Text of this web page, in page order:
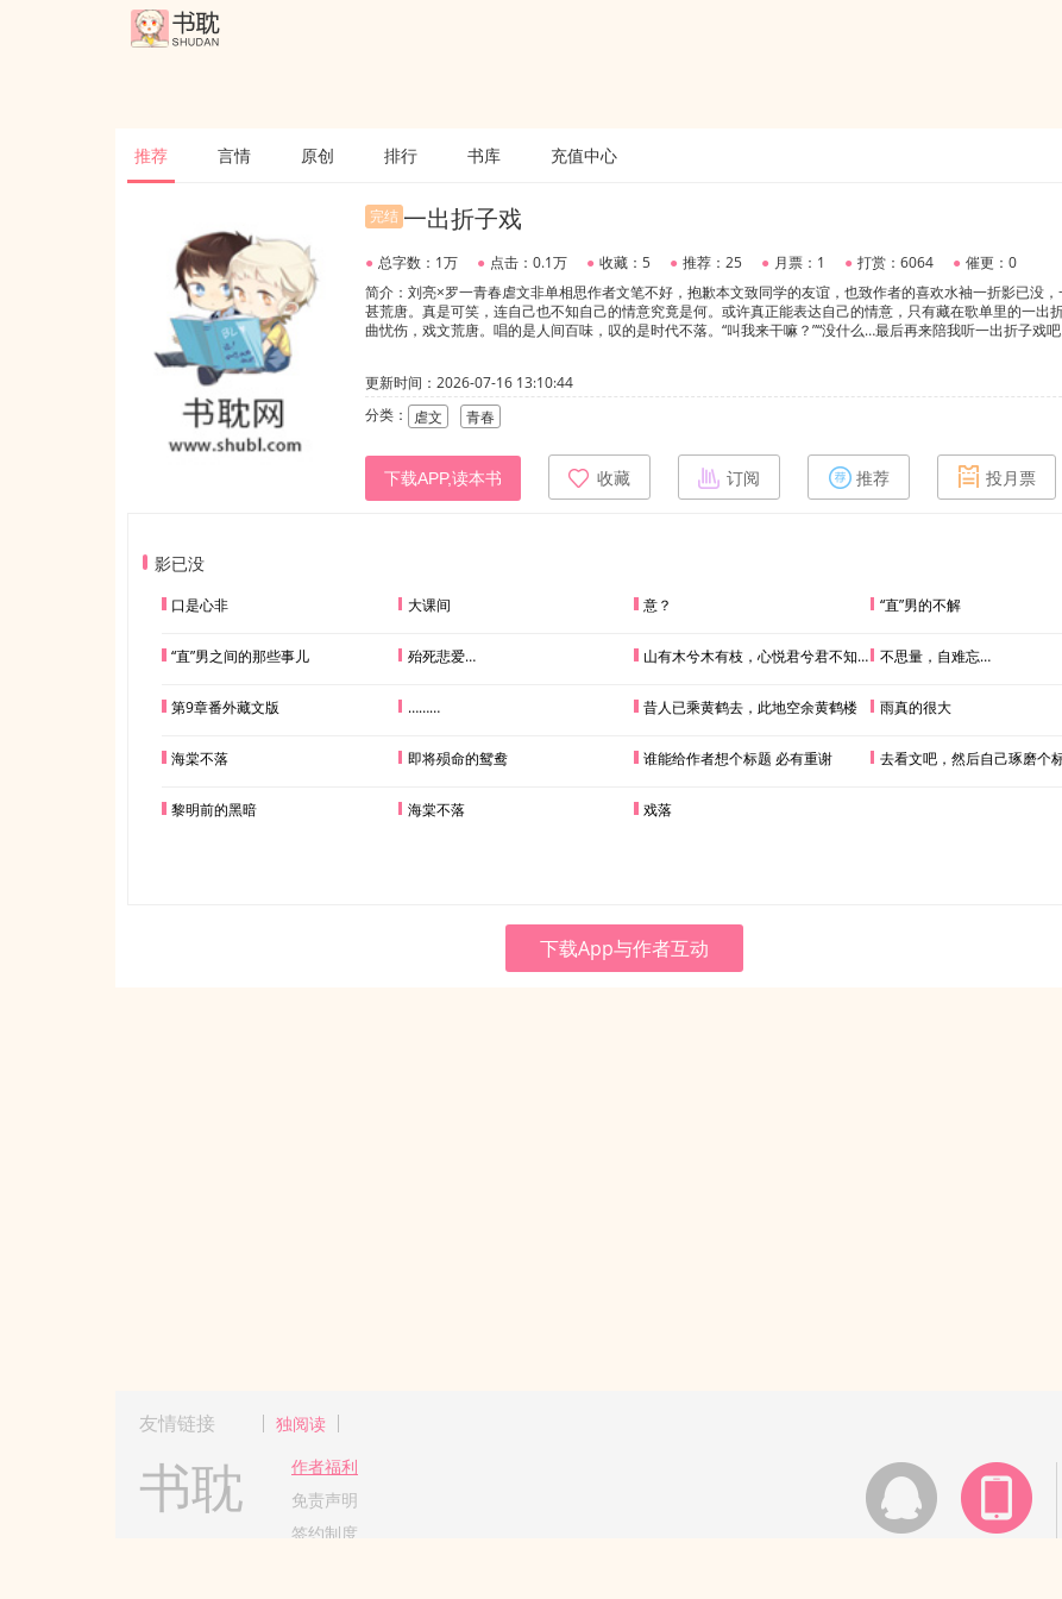
推荐 言情 原创 排行 书库 充值中心
完结 一出折子戏
● 总字数：1万 ● 点击：0.1万 ● 收藏：5 ● 推荐：25 ● 月票：1 ● 打赏：6064 ● 催更：0
简介：刘亮×罗一青春虐文非单相思作者文笔不好，抱歉本文致同学的友谊，也致作者的喜欢水袖一折影已没，
甚荒唐。真是可笑，连自己也不知自己的情意究竟是何。或许真正能表达自己的情意，只有藏在歌单里的一出
曲忧伤，戏文荒唐。唱的是人间百味，叹的是时代不落。“叫我来干嘛？”“没什么…最后再来陪我听一出折子戏
更新时间：2026-07-16 13:10:44
分类：
虐文 青春
下载APP,读本书 收藏 订阅 推荐 投月票
影已没
口是心非 大课间 意？ “直”男的不解
“直”男之间的那些事儿 殆死悲爱… 山有木兮木有枝，心悦君兮君不知… 不思量，自难忘…
第9章番外藏文版 ……… 昔人已乘黄鹤去，此地空余黄鹤楼 雨真的很大
海棠不落 即将殒命的鸳鸯 谁能给作者想个标题 必有重谢 去看文吧，然后自己琢磨个标题，作者
黎明前的黑暗 海棠不落 戏落
下载App与作者互动
友情链接 独阅读
书耽
作者福利
免责声明
签约制度